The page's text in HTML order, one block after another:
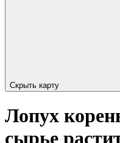
Скрыть карту
Лопух
сырье